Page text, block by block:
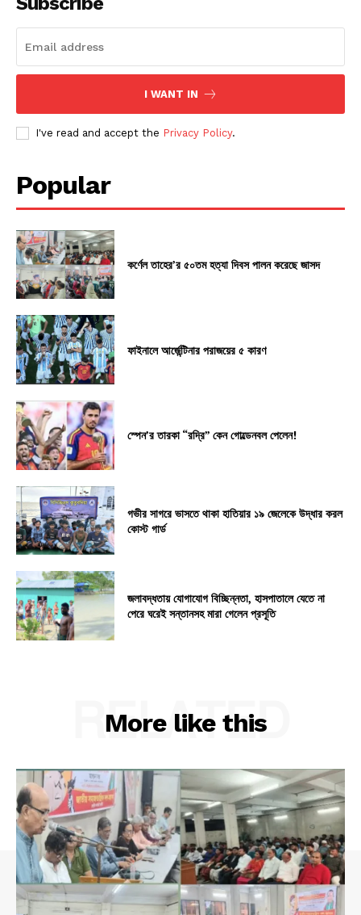
I WANT IN
I've read and accept the Privacy Policy.
Popular
কর্ণেল তাহের’র ৫০তম হত্যা দিবস পালন করেছে জাসদ
ফাইনালে আর্জেন্টিনার পরাজয়ের ৫ কারণ
স্পেন’র তারকা “রদ্রি” কেন গোল্ডেনবল পেলেন!
গভীর সাগরে ভাসতে থাকা হাতিয়ার ১৯ জেলেকে উদ্ধার করল
কোস্ট গার্ড
জলাবদ্ধতায় যোগাযোগ বিচ্ছিন্নতা, হাসপাতালে যেতে না
পেরে ঘরেই সন্তানসহ মারা গেলেন প্রসূতি
More like this
RELATED